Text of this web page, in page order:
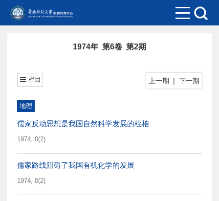
1974年 第6卷 第2期
上一期 | 下一期
栏目
地理
儒家反动思想是我国自然科学发展的桎梏
1974, 0(2)
儒家路线阻碍了我国有机化学的发展
1974, 0(2)